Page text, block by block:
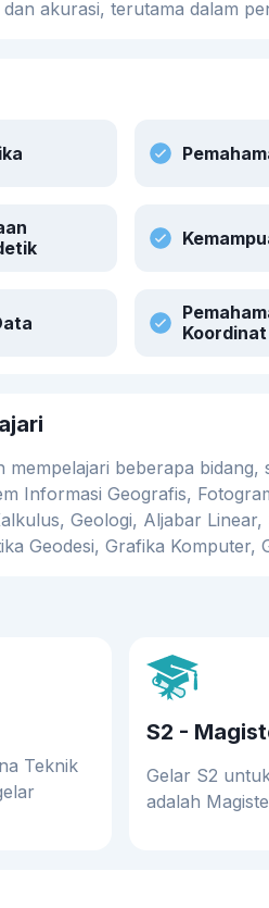
akurasi, terutama dalam
Koordinat
mempelajari beberapa
Informasi Geografis,
Geologi, Aljabar
Geodesi, Grafika Komputer,
Teknik
S2 -
Gelar S2
adalah